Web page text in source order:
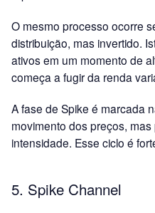
O mesmo processo ocorre
distribuição, mas invertido.
ativos em um momento de
começa a fugir da renda
A fase de Spike é marcada
movimento dos preços,
intensidade. Esse ciclo é
5. Spike Channel